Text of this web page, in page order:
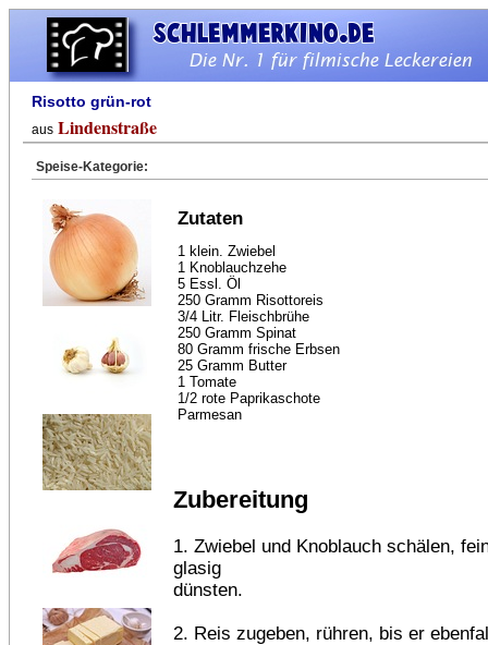
Risotto grün-rot
aus Lindenstraße
Speise-Kategorie:
Zutaten
1 klein. Zwiebel
1 Knoblauchzehe
5 Essl. Öl
250 Gramm Risottoreis
3/4 Litr. Fleischbrühe
250 Gramm Spinat
80 Gramm frische Erbsen
25 Gramm Butter
1 Tomate
1/2 rote Paprikaschote
Parmesan
Zubereitung
1. Zwiebel und Knoblauch schälen,
glasig
dünsten.
2. Reis zugeben, rühren, bis er